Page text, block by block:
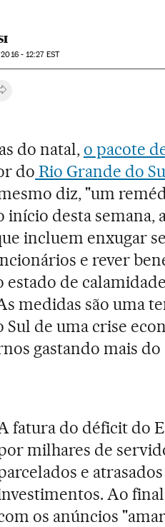
- 12:27EST
en Facebook
en Twitter
Desplegar Redes Sociales
do natal, o pacote
do Rio Grande do
diz, "um
início desta
incluem enxugar
e rever
estado de
medidas são uma
Sul de uma crise
gastando mais
fatura do déficit do
milhares de
e
Ao
os anúncios